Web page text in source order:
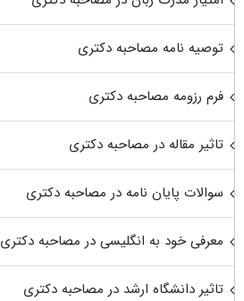
توصیه نامه مصاحبه دکتری
فرم رزومه مصاحبه دکتری
تاثیر مقاله در مصاحبه دکتری
سوالات پایان نامه در مصاحبه دکتری
معرفی خود به انگلیسی در مصاحبه دکتری
تاثیر دانشگاه ارشد در مصاحبه دکتری